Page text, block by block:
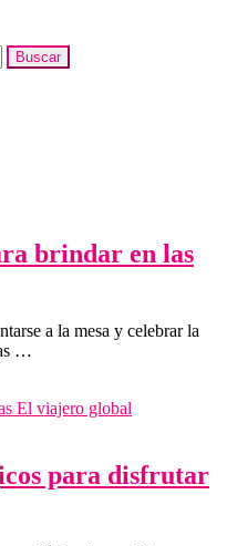
brindar en las
a la mesa y celebrar la
…
para disfrutar